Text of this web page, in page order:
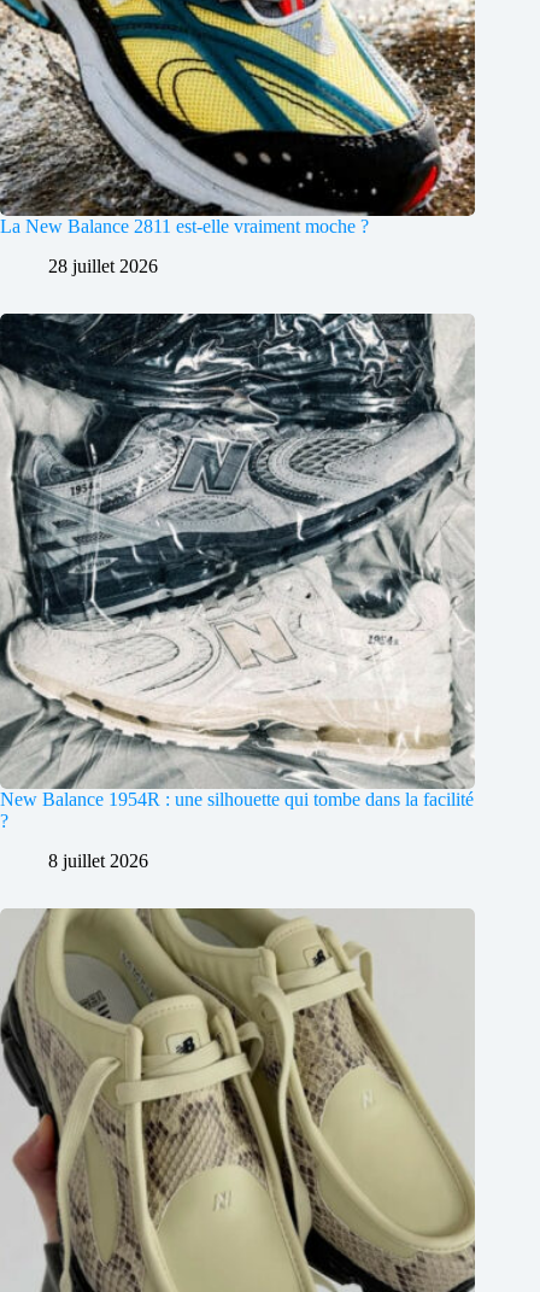
La New Balance 2811 est-elle vraiment moche ?
28 juillet 2026
New Balance 1954R : une silhouette qui tombe dans la facilité
?
8 juillet 2026